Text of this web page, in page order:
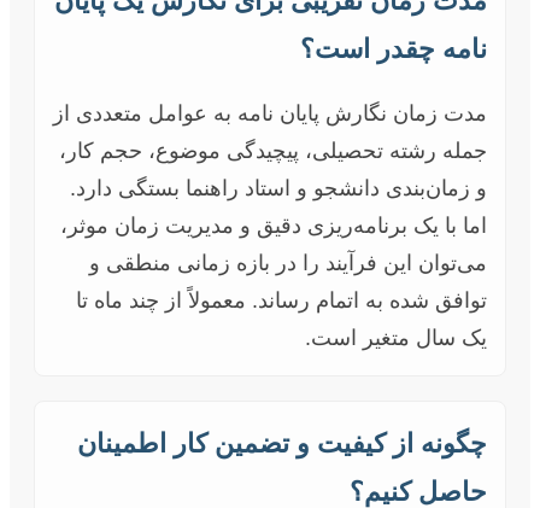
نامه چقدر است؟
مدت زمان نگارش پایان نامه به عوامل متعددی از
جمله رشته تحصیلی، پیچیدگی موضوع، حجم کار،
و زمان‌بندی دانشجو و استاد راهنما بستگی دارد.
اما با یک برنامه‌ریزی دقیق و مدیریت زمان موثر،
می‌توان این فرآیند را در بازه زمانی منطقی و
توافق شده به اتمام رساند. معمولاً از چند ماه تا
یک سال متغیر است.
چگونه از کیفیت و تضمین کار اطمینان
حاصل کنیم؟